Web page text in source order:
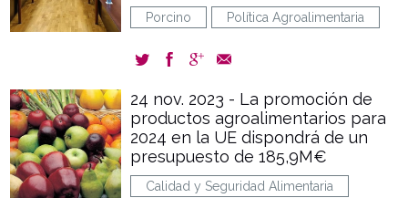
Porcino Política Agroalimentaria
24 nov. 2023 - La promoción de
productos agroalimentarios para
2024 en la UE dispondrá de un
presupuesto de 185,9M€
Calidad y Seguridad Alimentaria